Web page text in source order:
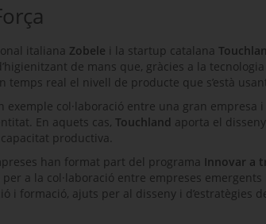
italiana Zobele i la startup catalana
de mans que, gràcies a la
temps real el nivell de producte que s’està
exemple col·laboració entre una gran empresa i
En aquets cas, Touchland aporta el
productiva.
han format part del programa Innovar a
per a la col·laboració entre empreses
i formació, ajuts per al disseny i d’estratègies